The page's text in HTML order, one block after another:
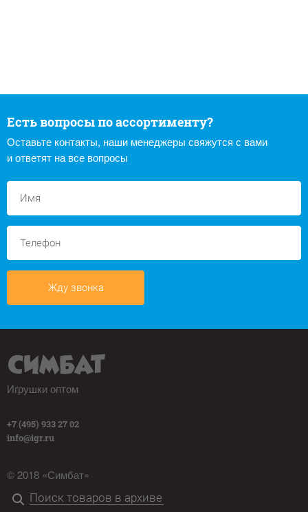
Есть вопросы по ассортименту?
Оставьте контакты, наши менеджеры свяжутся с вами
и ответят на все вопросы
Жду звонка
Игрушки оптом
+7 (495) 933 27 02
info@igr.ru
© 2018 «Симбат»